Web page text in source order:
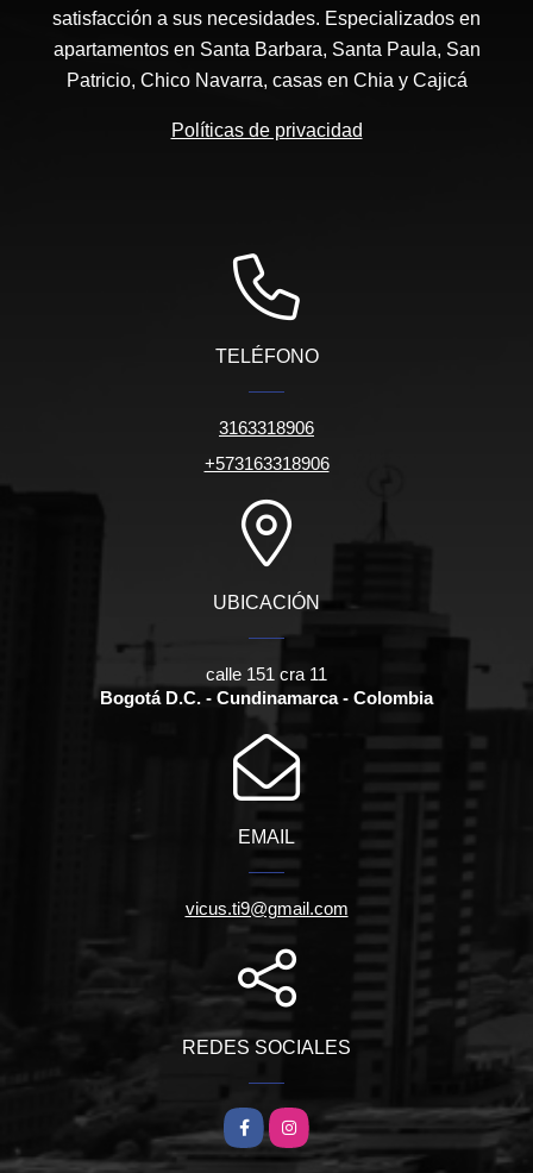
satisfacción a sus necesidades. Especializados en
apartamentos en Santa Barbara, Santa Paula, San
Patricio, Chico Navarra, casas en Chia y Cajicá
Políticas de privacidad
TELÉFONO
3163318906
+573163318906
UBICACIÓN
calle 151 cra 11
Bogotá D.C. - Cundinamarca - Colombia
EMAIL
vicus.ti9@gmail.com
REDES SOCIALES
FacebookInstagram